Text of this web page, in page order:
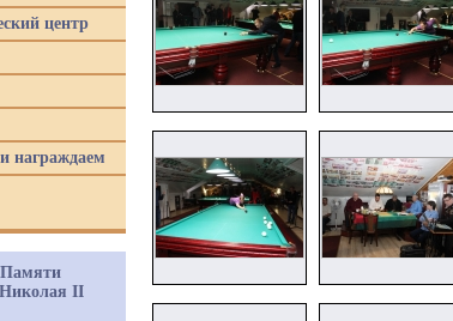
центр
награждаем
Памяти
II